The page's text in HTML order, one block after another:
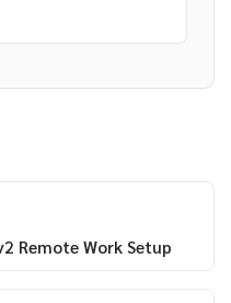
Remote Work Setup